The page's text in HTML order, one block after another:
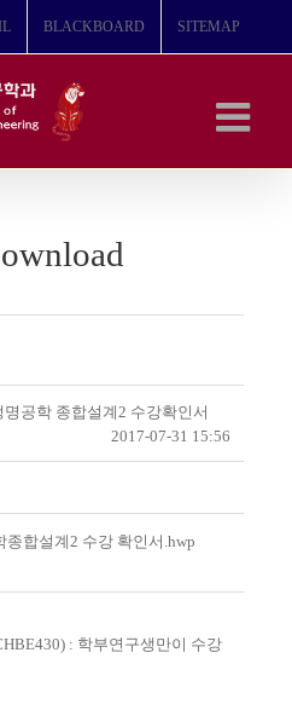
BLACKBOARD SITEMAP
공학 종합설계2 수강확인서
2017-07-31 15:56
종합설계2 수강 확인서.hwp
: 학부연구생만이 수강